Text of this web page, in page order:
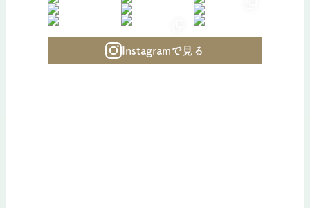
Instagramで見る